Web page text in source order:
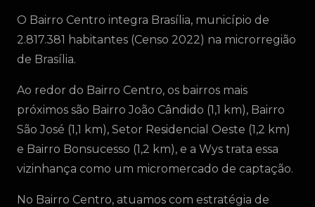
O Bairro Centro integra Brasília, município de
2.817.381 habitantes (Censo 2022) na microrregião
de Brasília.
Ao redor do Bairro Centro, os bairros mais
próximos são Bairro João Cândido (1,1 km), Bairro
São José (1,1 km), Setor Residencial Oeste (1,2 km)
e Bairro Bonsucesso (1,2 km), e a Wys trata essa
vizinhança como um micromercado de captação.
No Bairro Centro, atuamos com estratégia de